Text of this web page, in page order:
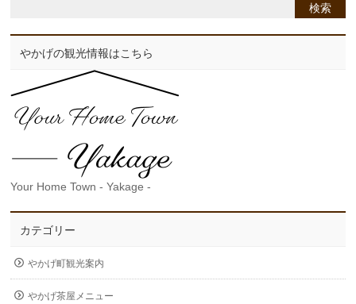
やかげの観光情報はこちら
Your Home Town - Yakage -
カテゴリー
やかげ町観光案内
やかげ茶屋メニュー